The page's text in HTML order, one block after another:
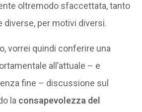
oltremodo sfaccettata, tanto
diverse, per motivi diversi.
vorrei quindi conferire una
all’attuale – e
fine – discussione sul
la consapevolezza del